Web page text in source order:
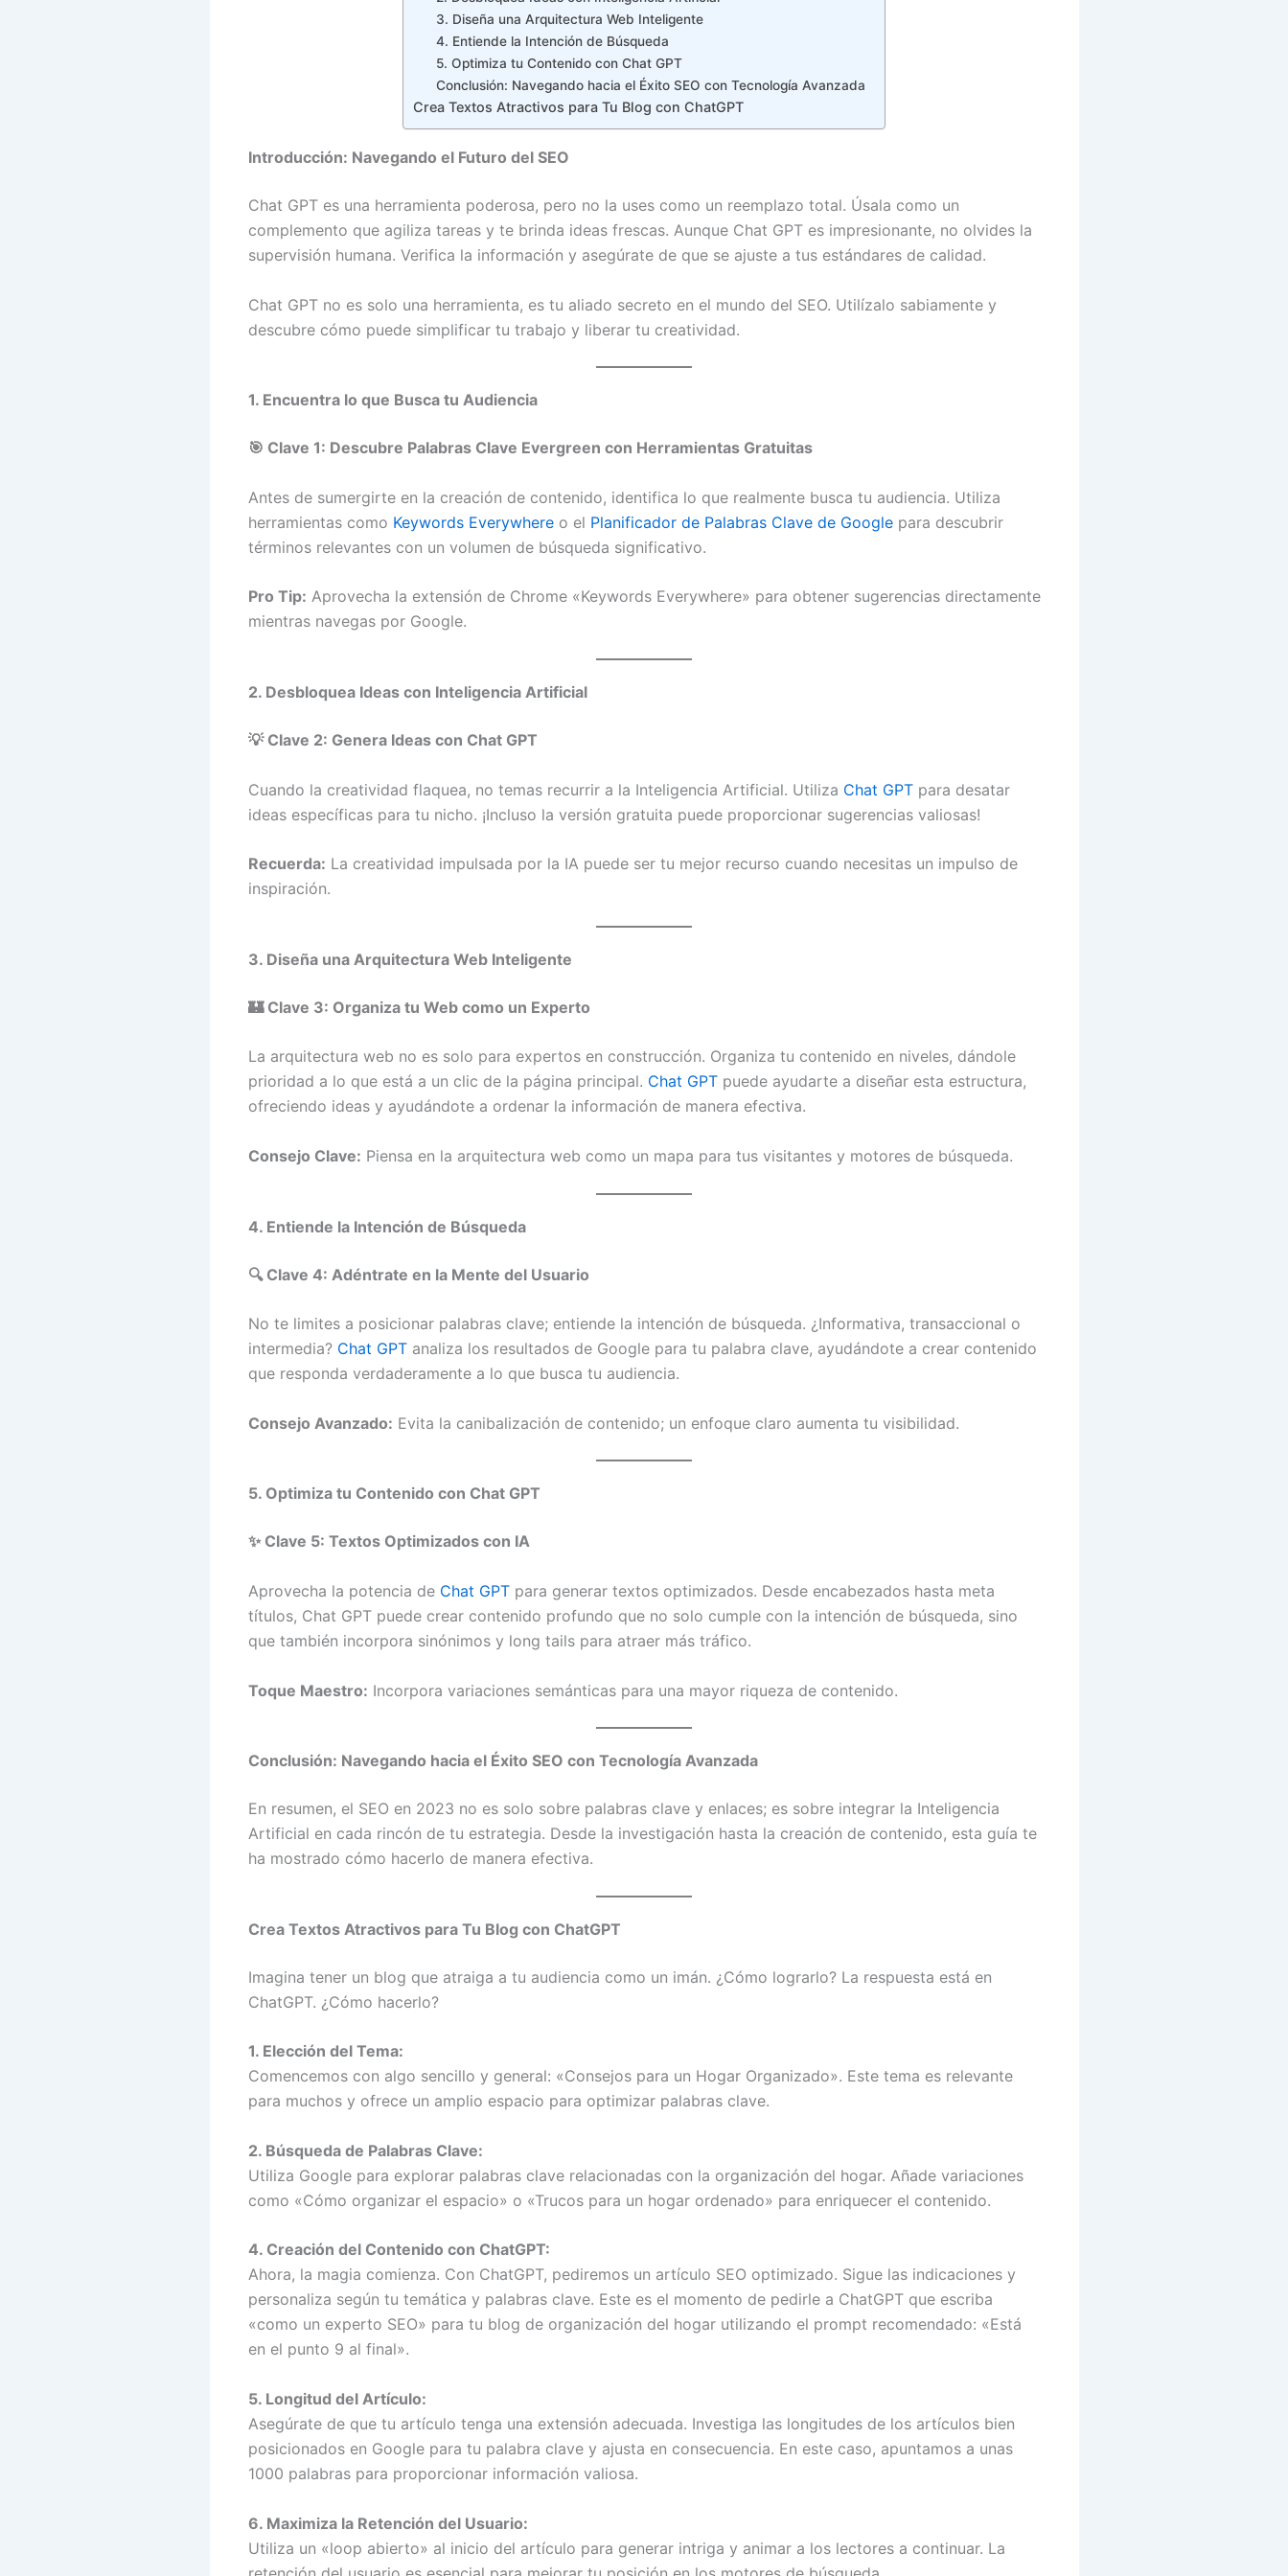
3. Diseña una Arquitectura Web Inteligente
4. Entiende la Intención de Búsqueda
5. Optimiza tu Contenido con Chat GPT
Conclusión: Navegando hacia el Éxito SEO con Tecnología Avanzada
Crea Textos Atractivos para Tu Blog con ChatGPT
Introducción: Navegando el Futuro del SEO
Chat GPT es una herramienta poderosa, pero no la uses como un reemplazo total. Úsala como un
complemento que agiliza tareas y te brinda ideas frescas. Aunque Chat GPT es impresionante, no olvides la
supervisión humana. Verifica la información y asegúrate de que se ajuste a tus estándares de calidad.
Chat GPT no es solo una herramienta, es tu aliado secreto en el mundo del SEO. Utilízalo sabiamente y
descubre cómo puede simplificar tu trabajo y liberar tu creatividad.
1. Encuentra lo que Busca tu Audiencia
🎯 Clave 1: Descubre Palabras Clave Evergreen con Herramientas Gratuitas
Antes de sumergirte en la creación de contenido, identifica lo que realmente busca tu audiencia. Utiliza
herramientas como Keywords Everywhereo el Planificador de Palabras Clave de Googlepara descubrir
términos relevantes con un volumen de búsqueda significativo.
Pro Tip: Aprovecha la extensión de Chrome «Keywords Everywhere» para obtener sugerencias directamente
mientras navegas por Google.
2. Desbloquea Ideas con Inteligencia Artificial
💡 Clave 2: Genera Ideas con Chat GPT
Cuando la creatividad flaquea, no temas recurrir a la Inteligencia Artificial. Utiliza Chat GPTpara desatar
ideas específicas para tu nicho. ¡Incluso la versión gratuita puede proporcionar sugerencias valiosas!
Recuerda: La creatividad impulsada por la IA puede ser tu mejor recurso cuando necesitas un impulso de
inspiración.
3. Diseña una Arquitectura Web Inteligente
🏰 Clave 3: Organiza tu Web como un Experto
La arquitectura web no es solo para expertos en construcción. Organiza tu contenido en niveles, dándole
prioridad a lo que está a un clic de la página principal. Chat GPTpuede ayudarte a diseñar esta estructura,
ofreciendo ideas y ayudándote a ordenar la información de manera efectiva.
Consejo Clave: Piensa en la arquitectura web como un mapa para tus visitantes y motores de búsqueda.
4. Entiende la Intención de Búsqueda
🔍 Clave 4: Adéntrate en la Mente del Usuario
No te limites a posicionar palabras clave; entiende la intención de búsqueda. ¿Informativa, transaccional o
intermedia? Chat GPTanaliza los resultados de Google para tu palabra clave, ayudándote a crear contenido
que responda verdaderamente a lo que busca tu audiencia.
Consejo Avanzado: Evita la canibalización de contenido; un enfoque claro aumenta tu visibilidad.
5. Optimiza tu Contenido con Chat GPT
✨ Clave 5: Textos Optimizados con IA
Aprovecha la potencia de Chat GPTpara generar textos optimizados. Desde encabezados hasta meta
títulos, Chat GPT puede crear contenido profundo que no solo cumple con la intención de búsqueda, sino
que también incorpora sinónimos y long tails para atraer más tráfico.
Toque Maestro: Incorpora variaciones semánticas para una mayor riqueza de contenido.
Conclusión: Navegando hacia el Éxito SEO con Tecnología Avanzada
En resumen, el SEO en 2023 no es solo sobre palabras clave y enlaces; es sobre integrar la Inteligencia
Artificial en cada rincón de tu estrategia. Desde la investigación hasta la creación de contenido, esta guía te
ha mostrado cómo hacerlo de manera efectiva.
Crea Textos Atractivos para Tu Blog con ChatGPT
Imagina tener un blog que atraiga a tu audiencia como un imán. ¿Cómo lograrlo? La respuesta está en
ChatGPT. ¿Cómo hacerlo?
1. Elección del Tema:
Comencemos con algo sencillo y general: «Consejos para un Hogar Organizado». Este tema es relevante
para muchos y ofrece un amplio espacio para optimizar palabras clave.
2. Búsqueda de Palabras Clave:
Utiliza Google para explorar palabras clave relacionadas con la organización del hogar. Añade variaciones
como «Cómo organizar el espacio» o «Trucos para un hogar ordenado» para enriquecer el contenido.
4. Creación del Contenido con ChatGPT:
Ahora, la magia comienza. Con ChatGPT, pediremos un artículo SEO optimizado. Sigue las indicaciones y
personaliza según tu temática y palabras clave. Este es el momento de pedirle a ChatGPT que escriba
«como un experto SEO» para tu blog de organización del hogar utilizando el prompt recomendado: «Está
en el punto 9 al final».
5. Longitud del Artículo:
Asegúrate de que tu artículo tenga una extensión adecuada. Investiga las longitudes de los artículos bien
posicionados en Google para tu palabra clave y ajusta en consecuencia. En este caso, apuntamos a unas
1000 palabras para proporcionar información valiosa.
6. Maximiza la Retención del Usuario:
Utiliza un «loop abierto» al inicio del artículo para generar intriga y animar a los lectores a continuar. La